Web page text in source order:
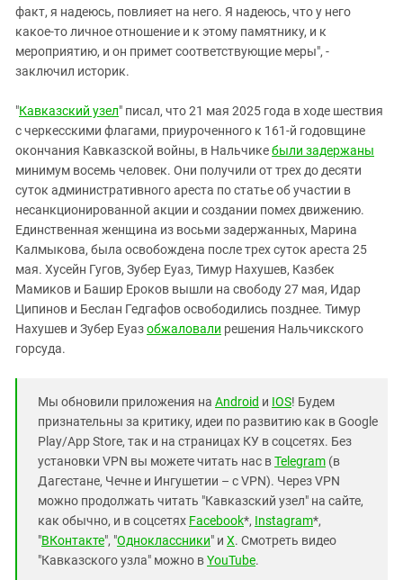
факт, я надеюсь, повлияет на него. Я надеюсь, что у него
какое-то личное отношение и к этому памятнику, и к
мероприятию, и он примет соответствующие меры", -
заключил историк.
"Кавказский узел" писал, что 21 мая 2025 года в ходе шествия
с черкесскими флагами, приуроченного к 161-й годовщине
окончания Кавказской войны, в Нальчикебыли задержаны
минимум восемь человек. Они получили от трех до десяти
суток административного ареста по статье об участии в
несанкционированной акции и создании помех движению.
Единственная женщина из восьми задержанных, Марина
Калмыкова, была освобождена после трех суток ареста 25
мая. Хусейн Гугов, Зубер Еуаз, Тимур Нахушев, Казбек
Мамиков и Башир Ероков вышли на свободу 27 мая, Идар
Ципинов и Беслан Гедгафов освободились позднее. Тимур
Нахушев и Зубер Еуазобжаловали решения Нальчикского
горсуда.
Мы обновили приложения на Android и IOS! Будем
признательны за критику, идеи по развитию как в Google
Play/App Store, так и на страницах КУ в соцсетях. Без
установки VPN вы можете читать нас вTelegram (в
Дагестане, Чечне и Ингушетии – с VPN). Через VPN
можно продолжать читать "Кавказский узел" на сайте,
как обычно, и в соцсетях Facebook*, Instagram*,
"ВКонтакте", "Одноклассники" и X. Смотреть видео
"Кавказского узла" можно вYouTube.